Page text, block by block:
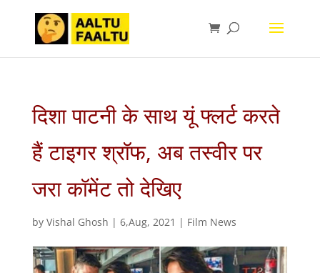
दिशा पाटनी के साथ यूं फ्लर्ट करते
हैं टाइगर श्रॉफ, अब तस्‍वीर पर
जरा कॉमेंट तो देखिए
by Vishal Ghosh | 6,Aug, 2021 | Film News